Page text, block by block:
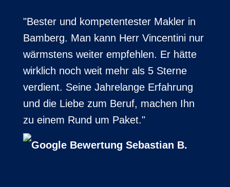
"Bester und kompetentester Makler in
Bamberg. Man kann Herr Vincentini nur
wärmstens weiter empfehlen. Er hätte
wirklich noch weit mehr als 5 Sterne
verdient. Seine Jahrelange Erfahrung
und die Liebe zum Beruf, machen Ihn
zu einem Rund um Paket."
Sebastian B.